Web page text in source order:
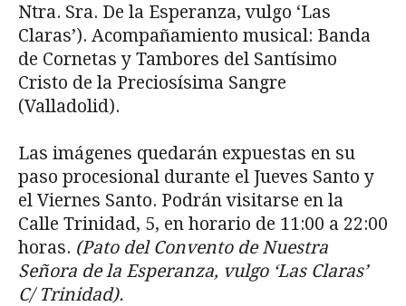
Ntra. Sra. De la Esperanza, vulgo ‘Las
Claras’). Acompañamiento musical: Banda
de Cornetas y Tambores del Santísimo
Cristo de la Preciosísima Sangre
(Valladolid).
Las imágenes quedarán expuestas en su
paso procesional durante el Jueves Santo y
el Viernes Santo. Podrán visitarse en la
Calle Trinidad, 5, en horario de 11:00 a 22:00
horas. (Pato del Convento de Nuestra
Señora de la Es­peranza, vulgo ‘Las Claras’
C/ Trinidad).